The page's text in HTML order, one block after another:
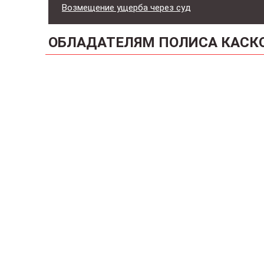
Возмещение ущерба через суд
ОБЛАДАТЕЛЯМ ПОЛИСА